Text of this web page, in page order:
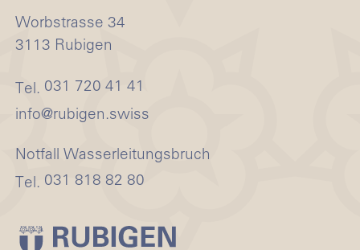
Worbstrasse 34
3113 Rubigen
Tel. 031 720 41 41
nf
r b g n sw ss
Notfall Wasserleitungsbruch
Tel. 031 818 82 80